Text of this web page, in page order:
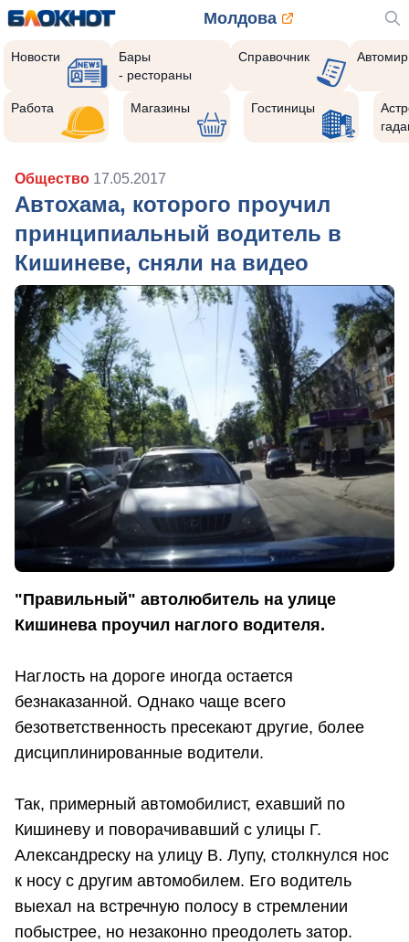
Молдова
Новости
Бары
- рестораны
Справочник Автомир
Работа Магазины Гостиницы
Общество 17.05.2017
Автохама, которого проучил
принципиальный водитель в
Кишиневе, сняли на видео
"Правильный" автолюбитель на улице
Кишинева проучил наглого водителя.
Наглость на дороге иногда остается
безнаказанной. Однако чаще всего
безответственность пресекают другие, более
дисциплинированные водители.
Так, примерный автомобилист, ехавший по
Кишиневу и поворачивавший с улицы Г.
Александреску на улицу В. Лупу, столкнулся нос
к носу с другим автомобилем. Его водитель
выехал на встречную полосу в стремлении
побыстрее, но незаконно преодолеть затор.